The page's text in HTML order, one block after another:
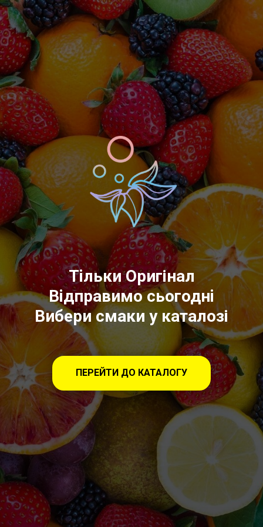
Тiльки Оригінал
Вiдправимо сьогоднi
Вибери смаки у каталозі
ПЕРЕЙТИ ДО КАТАЛОГУ